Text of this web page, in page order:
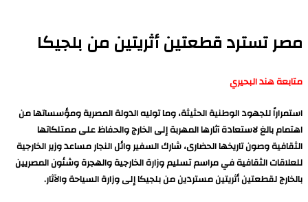
مصر تسترد قطعتين أثريتين من بلجيكا
متابعة هند البحيري
استمراراً للجهود الوطنية الحثيثة، وما توليه الدولة المصرية ومؤسساتها من
اهتمام بالغ لاستعادة آثارها المهربة إلى الخارج والحفاظ على ممتلكاتها
الثقافية وصون تاريخها الحضارى، شارك السفير وائل النجار مساعد وزير الخارجية
للعلاقات الثقافية في مراسم تسليم وزارة الخارجية والهجرة وشئون المصريين
بالخارج لقطعتين أثريتين مستردين من بلجيكا إلى وزارة السياحة والآثار.